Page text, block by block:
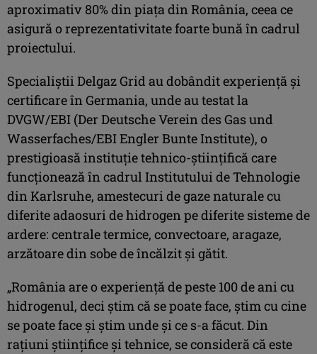
aproximativ 80% din piața din România, ceea ce
asigură o reprezentativitate foarte bună în cadrul
proiectului.
Specialiştii Delgaz Grid au dobândit experiență și
certificare în Germania, unde au testat la
DVGW/EBI (Der Deutsche Verein des Gas und
Wasserfaches/EBI Engler Bunte Institute), o
prestigioasă instituție tehnico-științifică care
funcționează în cadrul Institutului de Tehnologie
din Karlsruhe, amestecuri de gaze naturale cu
diferite adaosuri de hidrogen pe diferite sisteme de
ardere: centrale termice, convectoare, aragaze,
arzătoare din sobe de încălzit și gătit.
„România are o experiență de peste 100 de ani cu
hidrogenul, deci știm că se poate face, știm cu cine
se poate face și știm unde și ce s-a făcut. Din
rațiuni științifice și tehnice, se consideră că este